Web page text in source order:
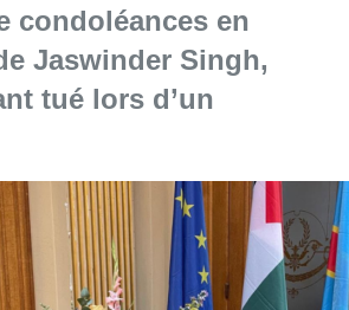
condoléances en
Jaswinder Singh,
tué lors d’un